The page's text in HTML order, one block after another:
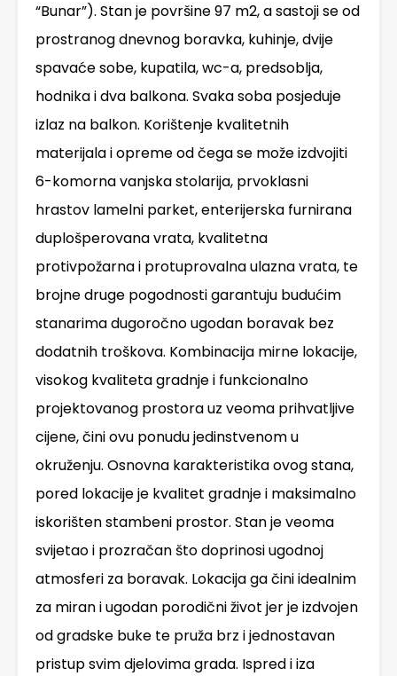
“Bunar”). Stan je površine 97 m2, a sastoji se od
prostranog dnevnog boravka, kuhinje, dvije
spavaće sobe, kupatila, wc-a, predsoblja,
hodnika i dva balkona. Svaka soba posjeduje
izlaz na balkon. Korištenje kvalitetnih
materijala i opreme od čega se može izdvojiti
6-komorna vanjska stolarija, prvoklasni
hrastov lamelni parket, enterijerska furnirana
duplošperovana vrata, kvalitetna
protivpožarna i protuprovalna ulazna vrata, te
brojne druge pogodnosti garantuju budućim
stanarima dugoročno ugodan boravak bez
dodatnih troškova. Kombinacija mirne lokacije,
visokog kvaliteta gradnje i funkcionalno
projektovanog prostora uz veoma prihvatljive
cijene, čini ovu ponudu jedinstvenom u
okruženju. Osnovna karakteristika ovog stana,
pored lokacije je kvalitet gradnje i maksimalno
iskorišten stambeni prostor. Stan je veoma
svijetao i prozračan što doprinosi ugodnoj
atmosferi za boravak. Lokacija ga čini idealnim
za miran i ugodan porodični život jer je izdvojen
od gradske buke te pruža brz i jednostavan
pristup svim djelovima grada. Ispred i iza